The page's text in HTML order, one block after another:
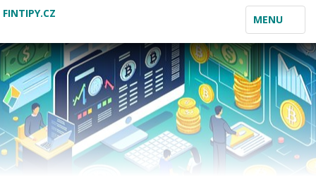
TOGGLE
NAVIGATION
MENU
FINTIPY.CZ